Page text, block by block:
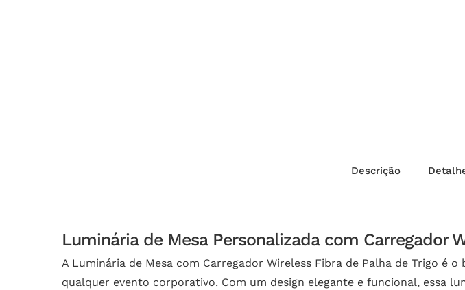
Descrição
Luminária de Mesa Personalizada com Carregador
A Luminária de Mesa com Carregador Wireless Fibra de Palha de Trigo é
qualquer evento corporativo. Com um design elegante e funcional, essa